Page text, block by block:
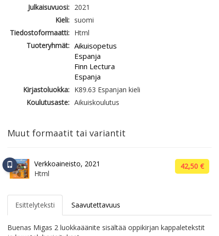
Julkaisuvuosi: 2021
Kieli: suomi
Tiedostoformaatti: Html
Tuoteryhmät: Aikuisopetus
Espanja
Finn Lectura
Espanja
Kirjastoluokka: K89.63 Espanjan kieli
Koulutusaste: Aikuiskoulutus
Muut formaatit tai variantit
Verkkoaineisto, 2021
Html
42,50 €
Esittelyteksti Saavutettavuus
Buenas Migas 2 luokkaäänite sisältää oppikirjan kappaletekstit